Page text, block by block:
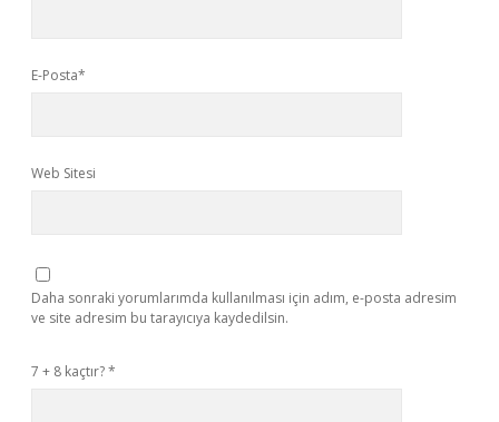
E-Posta*
Web Sitesi
Daha sonraki yorumlarımda kullanılması için adım, e-posta adresim
ve site adresim bu tarayıcıya kaydedilsin.
7 + 8 kaçtır?*